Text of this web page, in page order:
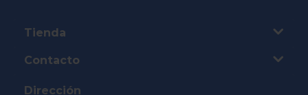
Tienda
Contacto
Dirección